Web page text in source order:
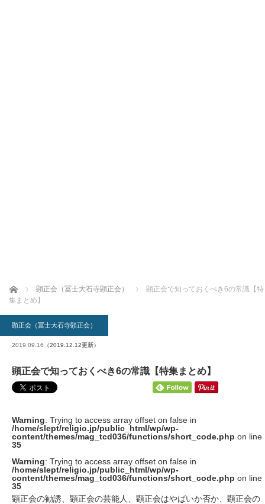
ホーム 顕正会（冨士大石寺顕正会）
顕正会で知っておくべき6の常識【特
集まとめ】
顕正会（冨士大石寺顕正会）
2019.09.16 （2019.12.12更新）
顕正会で知っておくべき6の常識【特集まとめ】
Warning: Trying to access array offset on false in
/home/slept/religio.jp/public_html/wp/wp-
content/themes/mag_tcd036/functions/short_code.php on line
35
Warning: Trying to access array offset on false in
/home/slept/religio.jp/public_html/wp/wp-
content/themes/mag_tcd036/functions/short_code.php on line
35
顕正会の勧誘、顕正会の芸能人、顕正会はやばいか否か、顕正会の